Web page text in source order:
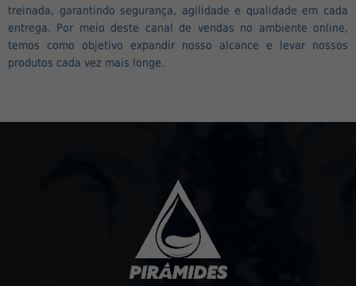
treinada, garantindo segurança, agilidade e qualidade em cada
entrega. Por meio deste canal de vendas no ambiente online,
temos como objetivo expandir nosso alcance e levar nossos
produtos cada vez mais longe.